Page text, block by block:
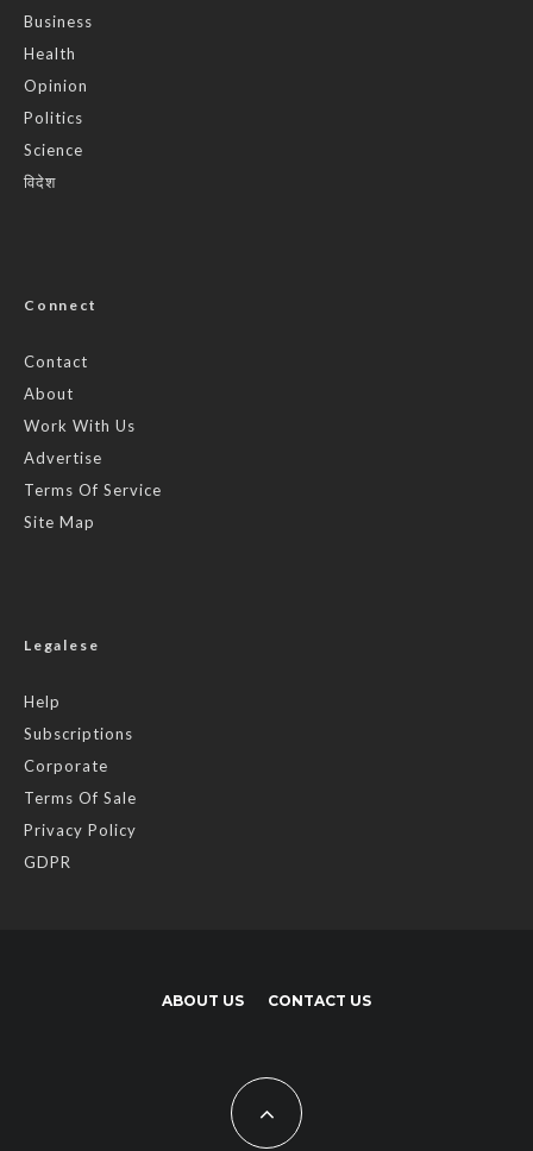
Business
Health
Opinion
Politics
Science
विदेश
Connect
Contact
About
Work With Us
Advertise
Terms Of Service
Site Map
Legalese
Help
Subscriptions
Corporate
Terms Of Sale
Privacy Policy
GDPR
ABOUT US CONTACT US